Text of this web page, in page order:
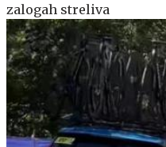
zalogah streliva